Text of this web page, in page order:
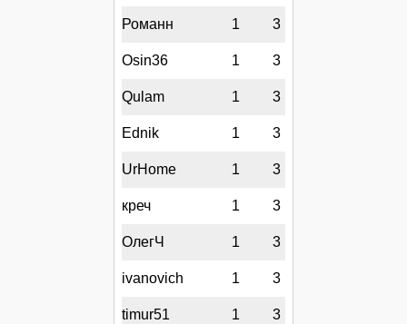
Романн 1 3
Osin36 1 3
Qulam 1 3
Ednik 1 3
UrHome 1 3
креч 1 3
ОлегЧ 1 3
ivanovich 1 3
timur51 1 3